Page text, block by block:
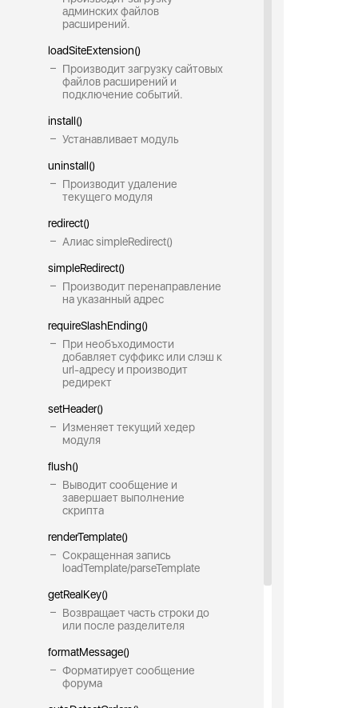
админских файлов
расширений.
loadSiteExtension()
Производит загрузку сайтовых
файлов расширений и
подключение событий.
install()
Устанавливает модуль
uninstall()
Производит удаление
текущего модуля
redirect()
Алиас simpleRedirect()
simpleRedirect()
Производит перенаправление
на указанный адрес
requireSlashEnding()
При необъходимости
добавляет суффикс или слэш к
url-адресу и производит
редирект
setHeader()
Изменяет текущий хедер
модуля
flush()
Выводит сообщение и
завершает выполнение
скрипта
renderTemplate()
Сокращенная запись
loadTemplate/parseTemplate
getRealKey()
Возвращает часть строки до
или после разделителя
formatMessage()
Форматирует сообщение
форума